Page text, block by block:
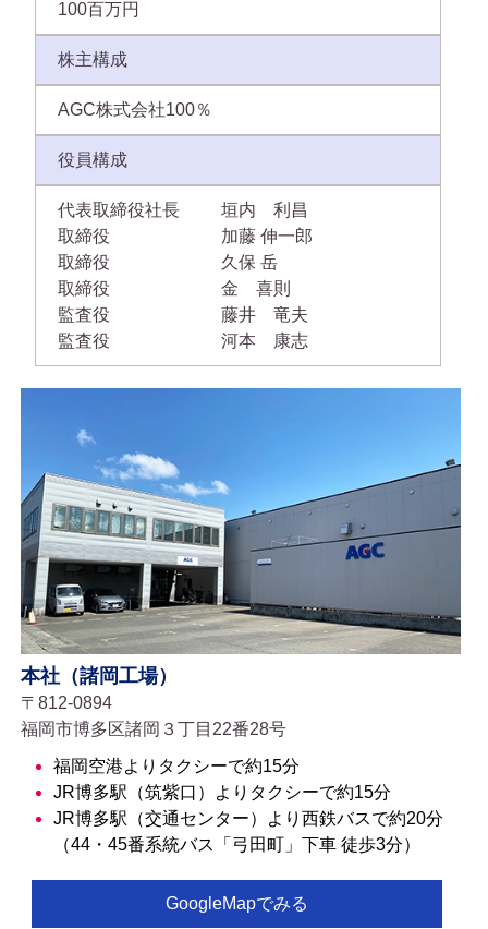
100百万円
株主構成
AGC株式会社100％
役員構成
代表取締役社長
垣内 利昌
取締役
加藤 伸一郎
取締役
久保 岳
取締役
金 喜則
監査役
藤井 竜夫
監査役
河本 康志
本社（諸岡工場）
〒812-0894
福岡市博多区諸岡３丁目22番28号
福岡空港よりタクシーで約15分
JR博多駅（筑紫口）よりタクシーで約15分
JR博多駅（交通センター）より西鉄バスで約20分
（44・45番系統バス「弓田町」下車 徒歩3分）
GoogleMapでみる